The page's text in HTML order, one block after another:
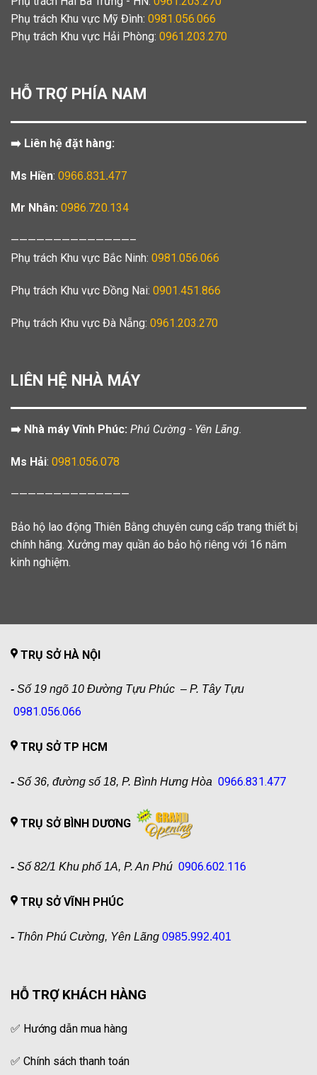
Phụ trách Khu vực Mỹ Đình: 0981.056.066
Phụ trách Khu vực Hải Phòng: 0961.203.270
HỖ TRỢ PHÍA NAM
➡️ Liên hệ đặt hàng:
Ms Hiền: 0966.831.477
Mr Nhân: 0986.720.134
——————————————–
Phụ trách Khu vực Bắc Ninh: 0981.056.066
Phụ trách Khu vực Đồng Nai: 0901.451.866
Phụ trách Khu vực Đà Nẵng: 0961.203.270
LIÊN HỆ NHÀ MÁY
➡️ Nhà máy Vĩnh Phúc: Phú Cường - Yên Lãng.
Ms Hải: 0981.056.078
——————————————
Bảo hộ lao động Thiên Bằng chuyên cung cấp trang thiết bị
chính hãng. Xưởng may quần áo bảo hộ riêng với 16 năm
kinh nghiệm.
TRỤ SỞ HÀ NỘI
- Số 19 ngõ 10 Đường Tựu Phúc – P. Tây Tựu
0981.056.066
TRỤ SỞ TP HCM
- Số 36, đường số 18, P. Bình Hưng Hòa 0966.831.477
TRỤ SỞ BÌNH DƯƠNG
- Số 82/1 Khu phố 1A, P. An Phú 0906.602.116
TRỤ SỞ VĨNH PHÚC
- Thôn Phú Cường, Yên Lãng 0985.992.401
HỖ TRỢ KHÁCH HÀNG
✅ Hướng dẫn mua hàng
✅ Chính sách thanh toán